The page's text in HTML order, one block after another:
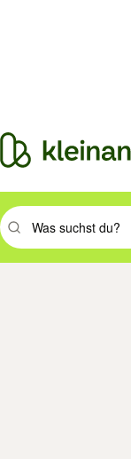
Suchbegriff eingeben.